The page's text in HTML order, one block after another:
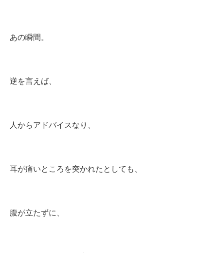
あの瞬間。
逆を言えば、
人からアドバイスなり、
耳が痛いところを突かれたとしても、
腹が立たずに、